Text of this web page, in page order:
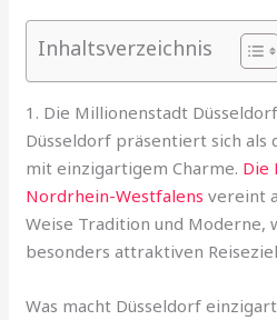
Inhaltsverzeichnis
1. Die Millionenstadt Düsseldorf
Düsseldorf präsentiert sich als
mit einzigartigem Charme. Die
Nordrhein-Westfalens vereint
Weise Tradition und Moderne,
besonders attraktiven
Was macht Düsseldorf